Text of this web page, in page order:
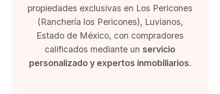
propiedades exclusivas en Los Pericones
(Ranchería los Pericones), Luvianos,
Estado de México, con compradores
calificados mediante un servicio
personalizado y expertos inmobiliarios.